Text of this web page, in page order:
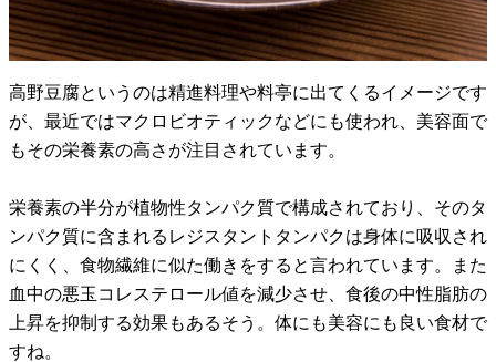
高野豆腐というのは精進料理や料亭に出てくるイメージです
が、最近ではマクロビオティックなどにも使われ、美容面で
もその栄養素の高さが注目されています。
栄養素の半分が植物性タンパク質で構成されており、そのタ
ンパク質に含まれるレジスタントタンパクは身体に吸収され
にくく、食物繊維に似た働きをすると言われています。また
血中の悪玉コレステロール値を減少させ、食後の中性脂肪の
上昇を抑制する効果もあるそう。体にも美容にも良い食材で
すね。